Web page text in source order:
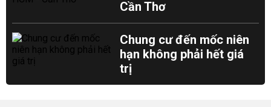
Cần Thơ
Chung cư đến mốc niên
hạn không phải hết giá
trị